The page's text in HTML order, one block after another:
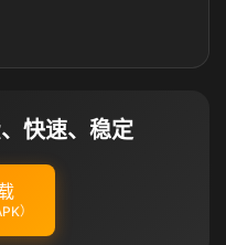
快速、稳定
）